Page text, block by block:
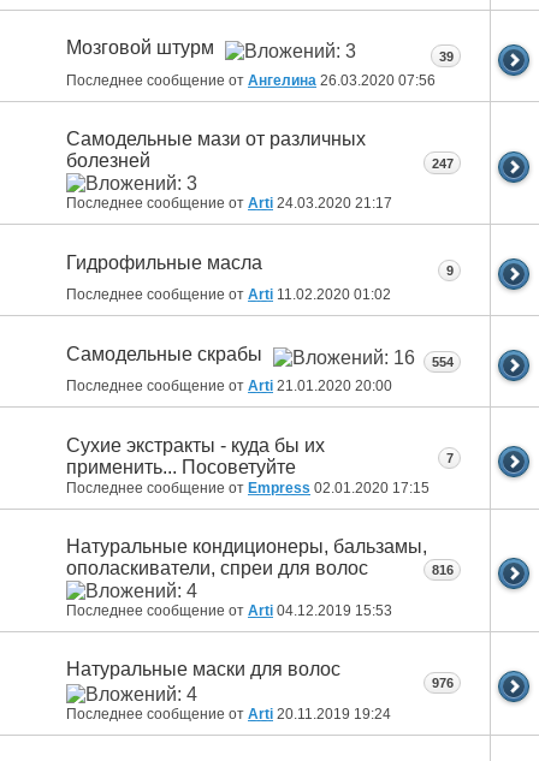
Мозговой штурм
Последнее сообщение от Ангелина 26.03.2020 07:56
39
Самодельные мази от различных
болезней
Последнее сообщение от Arti 24.03.2020 21:17
247
Гидрофильные масла
Последнее сообщение от Arti 11.02.2020 01:02
9
Самодельные скрабы
Последнее сообщение от Arti 21.01.2020 20:00
554
Сухие экстракты - куда бы их
применить... Посоветуйте
Последнее сообщение от Empress 02.01.2020 17:15
7
Натуральные кондиционеры, бальзамы,
ополаскиватели, спреи для волос
Последнее сообщение от Arti 04.12.2019 15:53
816
Натуральные маски для волос
Последнее сообщение от Arti 20.11.2019 19:24
976